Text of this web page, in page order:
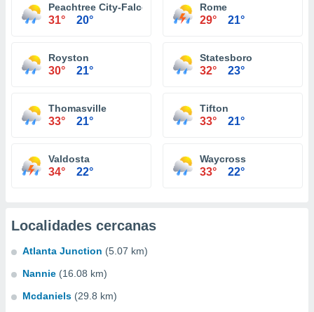
Peachtree City-Falcon Field Atlanta
31° 20°
Rome
29° 21°
Royston
30° 21°
Statesboro
32° 23°
Thomasville
33° 21°
Tifton
33° 21°
Valdosta
34° 22°
Waycross
33° 22°
Localidades cercanas
Atlanta Junction (5.07 km)
Nannie (16.08 km)
Mcdaniels (29.8 km)